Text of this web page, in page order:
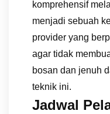
komprehensif
menjadi sebuah
provider yang
agar tidak
bosan dan jenuh
teknik ini.
Jadwal